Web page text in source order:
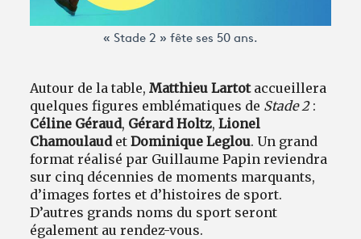
« Stade 2 » fête ses 50 ans.
Autour de la table,Matthieu Lartot accueillera
quelques figures emblématiques de Stade 2:
Céline Géraud, Gérard Holtz,Lionel
Chamoulaud etDominique Leglou. Un grand
format réalisé par Guillaume Papin reviendra
sur cinq décennies de moments marquants,
d’images fortes et d’histoires de sport.
D’autres grands noms du sport seront
également au rendez-vous.